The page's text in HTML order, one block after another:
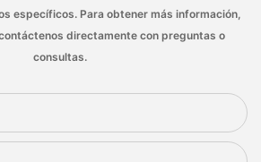
específicos. Para obtener más información,
directamente con preguntas o
consultas.